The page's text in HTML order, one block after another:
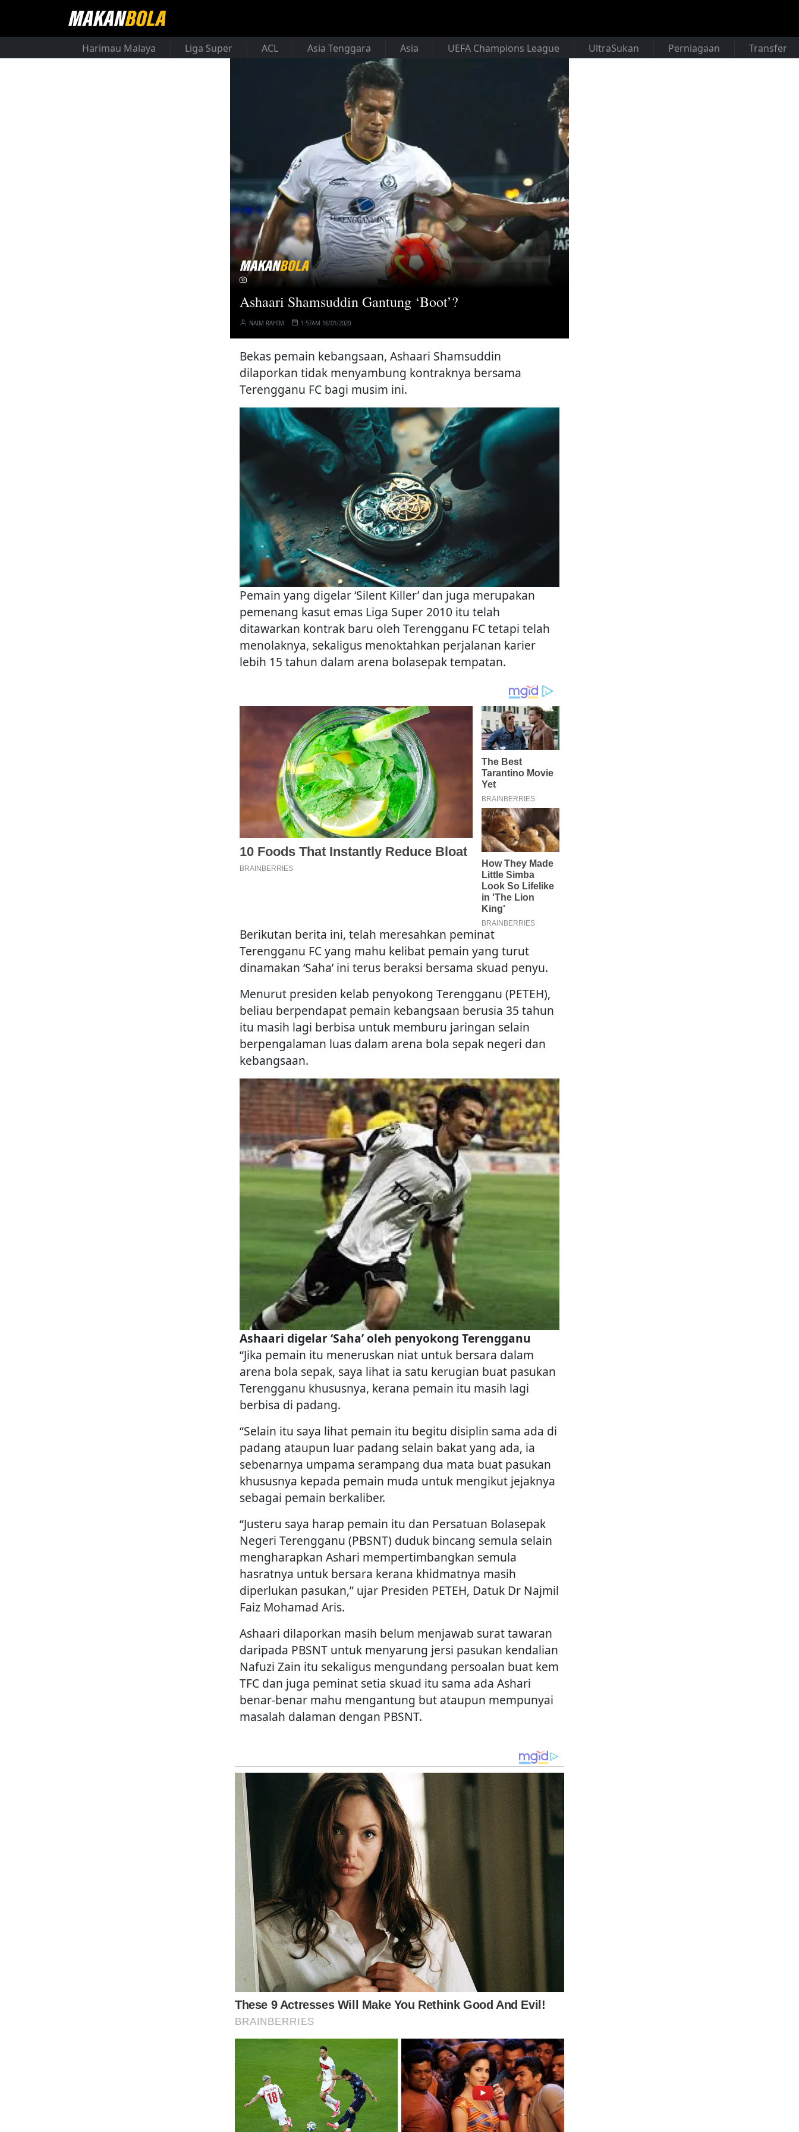
Harimau Malaya Liga Super ACL Asia Tenggara Asia UEFA Champions League UltraSukan Perniagaan Transfer
Ashaari Shamsuddin Gantung ‘Boot’?
NAIM RAHIM 1:57AM 16/01/2020
Bekas pemain kebangsaan, Ashaari Shamsuddin
dilaporkan tidak menyambung kontraknya bersama
Terengganu FC bagi musim ini.
Pemain yang digelar ‘Silent Killer’ dan juga merupakan
pemenang kasut emas Liga Super 2010 itu telah
ditawarkan kontrak baru oleh Terengganu FC tetapi telah
menolaknya, sekaligus menoktahkan perjalanan karier
lebih 15 tahun dalam arena bolasepak tempatan.
Berikutan berita ini, telah meresahkan peminat
Terengganu FC yang mahu kelibat pemain yang turut
dinamakan ‘Saha’ ini terus beraksi bersama skuad penyu.
Menurut presiden kelab penyokong Terengganu (PETEH),
beliau berpendapat pemain kebangsaan berusia 35 tahun
itu masih lagi berbisa untuk memburu jaringan selain
berpengalaman luas dalam arena bola sepak negeri dan
kebangsaan.
Ashaari digelar ‘Saha’ oleh penyokong Terengganu
“Jika pemain itu meneruskan niat untuk bersara dalam
arena bola sepak, saya lihat ia satu kerugian buat pasukan
Terengganu khususnya, kerana pemain itu masih lagi
berbisa di padang.
“Selain itu saya lihat pemain itu begitu disiplin sama ada di
padang ataupun luar padang selain bakat yang ada, ia
sebenarnya umpama serampang dua mata buat pasukan
khususnya kepada pemain muda untuk mengikut jejaknya
sebagai pemain berkaliber.
“Justeru saya harap pemain itu dan Persatuan Bolasepak
Negeri Terengganu (PBSNT) duduk bincang semula selain
mengharapkan Ashari mempertimbangkan semula
hasratnya untuk bersara kerana khidmatnya masih
diperlukan pasukan,” ujar Presiden PETEH, Datuk Dr Najmil
Faiz Mohamad Aris.
Ashaari dilaporkan masih belum menjawab surat tawaran
daripada PBSNT untuk menyarung jersi pasukan kendalian
Nafuzi Zain itu sekaligus mengundang persoalan buat kem
TFC dan juga peminat setia skuad itu sama ada Ashari
benar-benar mahu mengantung but ataupun mempunyai
masalah dalaman dengan PBSNT.